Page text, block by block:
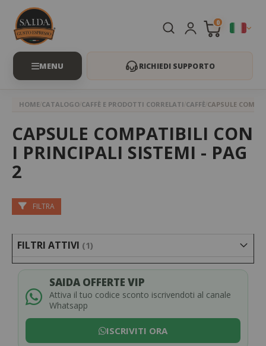
0
RICHIEDI SUPPORTO
HOME CATALOGO CAFFÈ E PRODOTTI CORRELATI CAFFÈ CAPSULE
CAPSULE COMPATIBILI CON
I PRINCIPALI SISTEMI - PAG
2
SAIDA OFFERTE VIP
Attiva il tuo codice sconto iscrivendoti al canale
Whatsapp
ISCRIVITI ORA
FILTRA
FILTRI ATTIVI